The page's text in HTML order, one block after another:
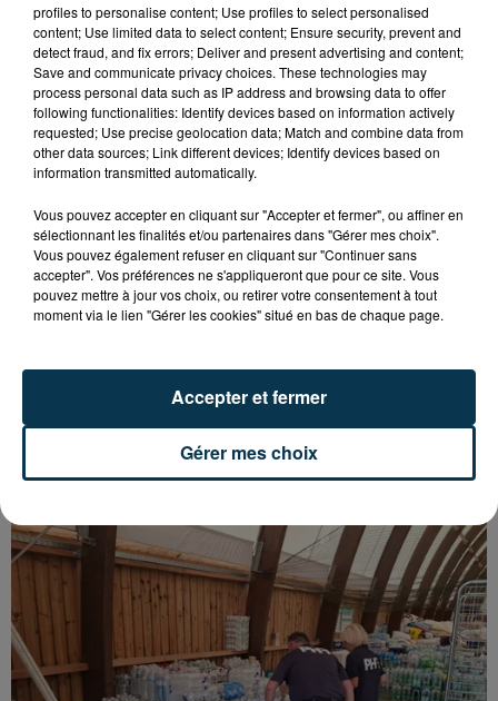
SAINT-ETIENNE : UN ENFANT DÉCÈDE APRÈS
UNE CHUTE DU 8E ÉTAGE
15 000 PERSONNES ATTENDUES À
MONTBRISON POUR LE TOUR DE FRANCE
profiles to personalise content; Use profiles to select personalised
content; Use limited data to select content; Ensure security, prevent and
detect fraud, and fix errors; Deliver and present advertising and content;
Save and communicate privacy choices. These technologies may
process personal data such as IP address and browsing data to offer
following functionalities: Identify devices based on information actively
requested; Use precise geolocation data; Match and combine data from
other data sources; Link different devices; Identify devices based on
information transmitted automatically.
Vous pouvez accepter en cliquant sur "Accepter et fermer", ou affiner en
sélectionnant les finalités et/ou partenaires dans "Gérer mes choix".
Vous pouvez également refuser en cliquant sur "Continuer sans
accepter". Vos préférences ne s'appliqueront que pour ce site. Vous
pouvez mettre à jour vos choix, ou retirer votre consentement à tout
moment via le lien "Gérer les cookies" situé en bas de chaque page.
Gérer mes choix
Accepter et fermer